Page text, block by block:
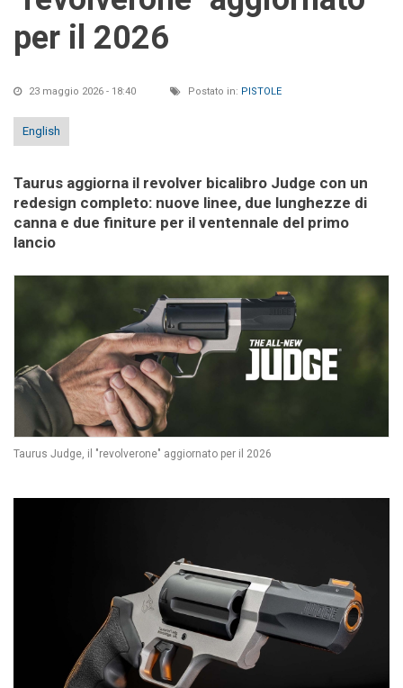
per il 2026
23 maggio 2026 - 18:40 Postato in: PISTOLE
English
Taurus aggiorna il revolver bicalibro Judge con un
redesign completo: nuove linee, due lunghezze di
canna e due finiture per il ventennale del primo
lancio
Taurus Judge, il "revolverone" aggiornato per il 2026